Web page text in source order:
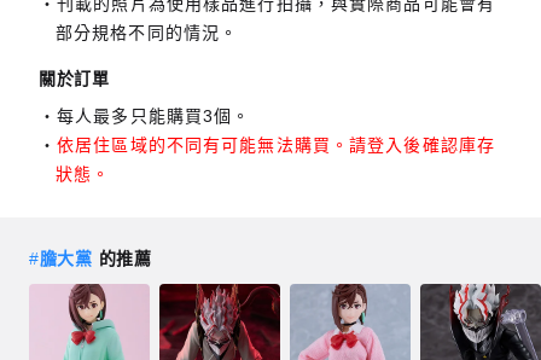
部分規格不同的情況。
關於訂單
每人最多只能購買3個。
依居住區域的不同有可能無法購買。請登入後確認庫存
狀態。
#膽大黨 的推薦